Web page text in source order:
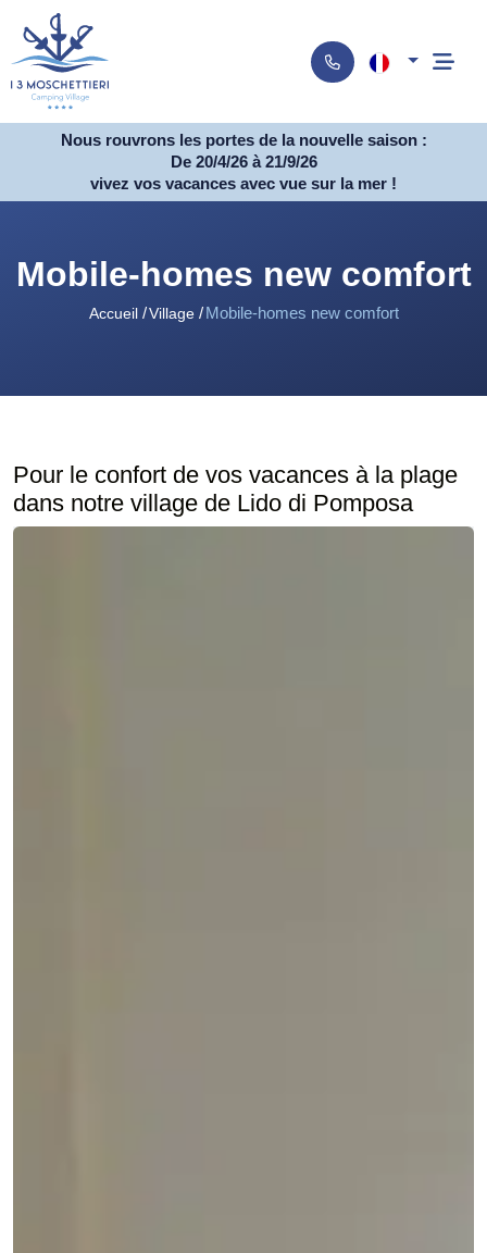
Nous rouvrons les portes de la nouvelle saison :
De 20/4/26 à 21/9/26
vivez vos vacances avec vue sur la mer !
Mobile-homes new comfort
Accueil Village Mobile-homes new comfort
Pour le confort de vos vacances à la plage
dans notre village de Lido di Pomposa